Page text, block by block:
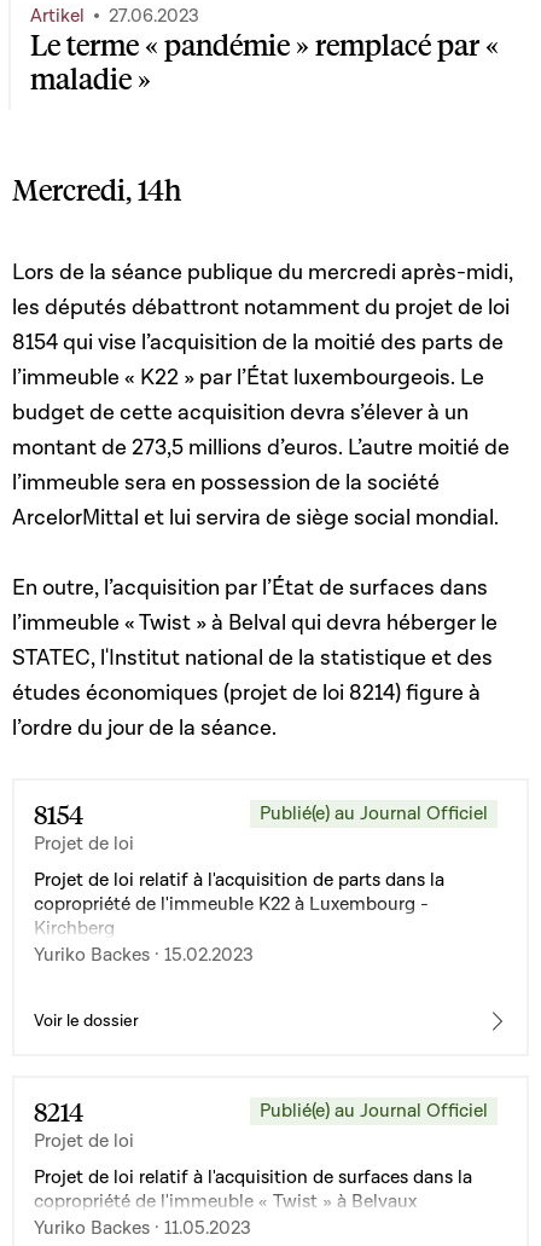
Le terme « pandémie » remplacé par «
maladie »
Artikel 27.06.2023
Mercredi, 14h
Lors de la séance publique du mercredi après-midi,
les députés débattront notamment du projet de loi
8154 qui vise l’acquisition de la moitié des parts de
l’immeuble « K22 » par l’État luxembourgeois. Le
budget de cette acquisition devra s’élever à un
montant de 273,5 millions d’euros. L’autre moitié de
l’immeuble sera en possession de la société
ArcelorMittal et lui servira de siège social mondial.
En outre, l’acquisition par l’État de surfaces dans
l’immeuble « Twist » à Belval qui devra héberger le
STATEC, l'Institut national de la statistique et des
études économiques (projet de loi 8214) figure à
l’ordre du jour de la séance.
8154
Projet de loi
Publié(e) au Journal Officiel
Projet de loi relatif à l'acquisition de parts dans la
copropriété de l'immeuble K22 à Luxembourg -
Kirchberg
Yuriko Backes · 15.02.2023
Voir le dossier
8214
Projet de loi
Publié(e) au Journal Officiel
Projet de loi relatif à l'acquisition de surfaces dans la
copropriété de l'immeuble « Twist » à Belvaux
Yuriko Backes · 11.05.2023